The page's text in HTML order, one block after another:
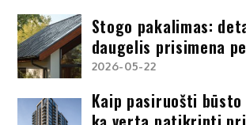
Stogo pakalimas:
daugelis prisimena
2026-05-22
Kaip pasiruošti